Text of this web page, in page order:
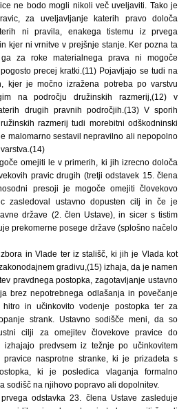
ne bodo mogli nikoli več uveljaviti. Tako je
za uveljavljanje katerih pravo določa
ni pravila, enakega tistemu iz prvega
kjer ni vrnitve v prejšnje stanje. Ker pozna ta
za roke materialnega prava ni mogoče
precej kratki.(11) Pojavljajo se tudi na
kjer je močno izražena potreba po varstvu
na področju družinskih razmerij,(12) v
drugih pravnih področjih.(13) V sporih
razmerij tudi morebitni odškodninski
malomarno sestavil nepravilno ali nepopolno
omejiti le v primerih, ki jih izrecno določa
pravic drugih (tretji odstavek 15. člena
presoji je mogoče omejiti človekovo
zasledoval ustavno dopusten cilj in če je
države (2. člen Ustave), in sicer s tistim
prekomerne posege države (splošno načelo
in Vlade ter iz stališč, ki jih je Vlada kot
gradivu,(15) izhaja, da je namen
pravdnega postopka, zagotavljanje ustavno
brez nepotrebnega odlašanja in povečanje
hitro in učinkovito vodenje postopka ter za
strank. Ustavno sodišče meni, da so
cilji za omejitev človekove pravice do
izhajajo predvsem iz težnje po učinkovitem
pravice nasprotne stranke, ki je prizadeta s
ki je posledica vlaganja formalno
sodišč na njihovo popravo ali dopolnitev.
odstavka 23. člena Ustave zasleduje